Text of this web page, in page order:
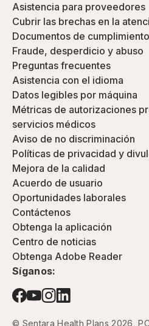
Asistencia para proveedores
Cubrir las brechas en la
Documentos de cumplimiento
Fraude, desperdicio y abuso
Preguntas frecuentes
Asistencia con el idioma
Datos legibles por máquina
Métricas de autorizaciones
servicios médicos
Aviso de no discriminación
Políticas de privacidad y
Mejora de la calidad
Acuerdo de usuario
Oportunidades laborales
Contáctenos
Obtenga la aplicación
Centro de noticias
Obtenga Adobe Reader
Síganos:
© Sentara Health Plans 2026,